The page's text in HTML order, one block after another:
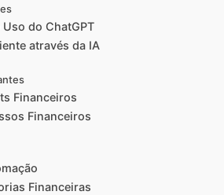
do ChatGPT
através da IA
Financeiros
Financeiros
Financeiras